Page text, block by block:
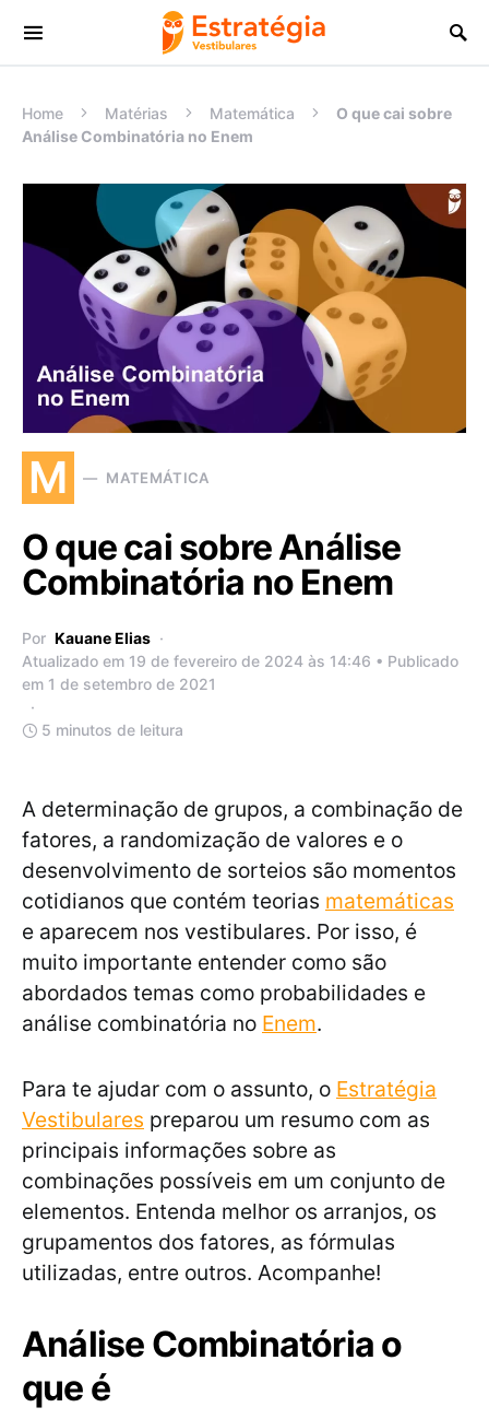
Procurar:
Home Matérias Matemática
O que cai sobre
Análise Combinatória no Enem
M MATEMÁTICA
O que cai sobre Análise
Combinatória no Enem
Por Kauane Elias
Atualizado em 19 de fevereiro de 2024 às 14:46 • Publicado
em 1 de setembro de 2021
5 minutos de leitura
A determinação de grupos, a combinação de
fatores, a randomização de valores e o
desenvolvimento de sorteios são momentos
cotidianos que contém teorias matemáticas
e aparecem nos vestibulares. Por isso, é
muito importante entender como são
abordados temas como probabilidades e
análise combinatória no Enem.
Para te ajudar com o assunto, o Estratégia
Vestibulares preparou um resumo com as
principais informações sobre as
combinações possíveis em um conjunto de
elementos. Entenda melhor os arranjos, os
grupamentos dos fatores, as fórmulas
utilizadas, entre outros. Acompanhe!
Análise Combinatória o
que é